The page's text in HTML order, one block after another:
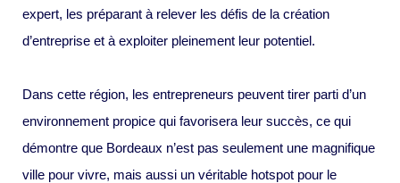
expert, les préparant à relever les défis de la création
d’entreprise et à exploiter pleinement leur potentiel.
Dans cette région, les entrepreneurs peuvent tirer parti d’un
environnement propice qui favorisera leur succès, ce qui
démontre que Bordeaux n’est pas seulement une magnifique
ville pour vivre, mais aussi un véritable hotspot pour le